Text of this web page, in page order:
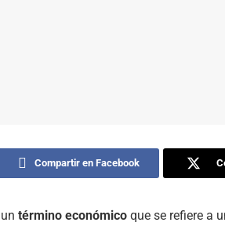
Compartir en Facebook
término económico que se refiere a